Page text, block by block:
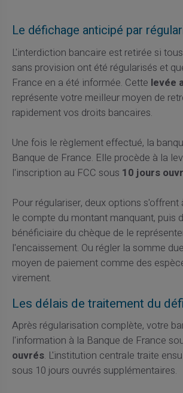
Le défichage anticipé par
L'interdiction bancaire est retirée si
sans provision ont été régularisés et
France en a été informée. Cette levée
représente votre meilleur moyen de
rapidement vos droits bancaires.
Une fois le règlement effectué, la
Banque de France. Elle procède à la
l'inscription au FCC sous 10 jours
Pour régulariser, deux options s'offrent
le compte du montant manquant, puis
bénéficiaire du chèque de le
l'encaissement. Ou régler la somme
moyen de paiement comme des
virement.
Les délais de traitement du
Après régularisation complète, votre
l'information à la Banque de France
ouvrés. L'institution centrale traite
sous 10 jours ouvrés supplémentaires.